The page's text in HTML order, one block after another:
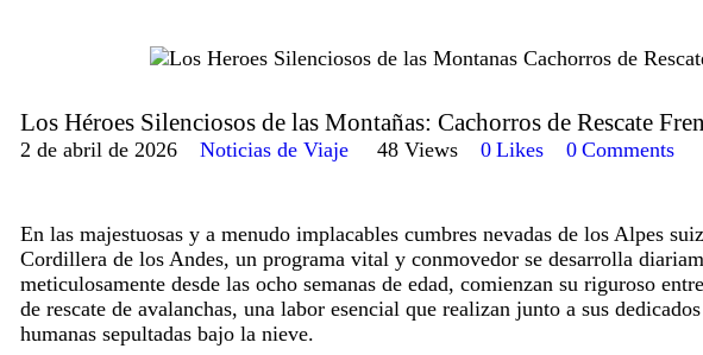
Los Héroes Silenciosos de las Montañas: Cachorros de Rescate
2 de abril de 2026 Noticias de Viaje 48 Views 0 Likes 0 Comments
En las majestuosas y a menudo implacables cumbres nevadas de los Alpes
Cordillera de los Andes, un programa vital y conmovedor se desarrolla
meticulosamente desde las ocho semanas de edad, comienzan su riguroso
de rescate de avalanchas, una labor esencial que realizan junto a sus
humanas sepultadas bajo la nieve.